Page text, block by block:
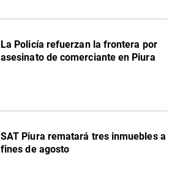
La Policía refuerzan la frontera por
asesinato de comerciante en Piura
SAT Piura rematará tres inmuebles a
fines de agosto